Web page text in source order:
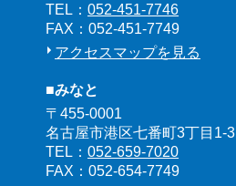
TEL： 052-451-7746
FAX：052-451-7749
アクセスマップを見る
■みなと
〒455-0001
名古屋市港区七番町3丁目1-3
TEL： 052-659-7020
FAX：052-654-7749